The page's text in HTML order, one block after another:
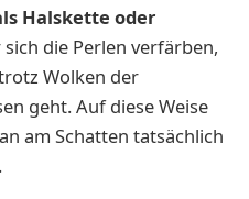
Halskette oder
die Perlen verfärben,
Wolken der
geht. Auf diese Weise
am Schatten tatsächlich